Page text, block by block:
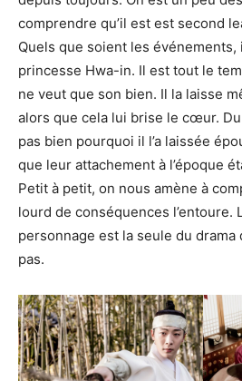
comprendre qu’il est est second
Quels que soient les
princesse Hwa-in. Il est tout le
ne veut que son bien. Il la laisse
alors que cela lui brise le cœur.
pas bien pourquoi il l’a laissée
que leur attachement à l’époque
Petit à petit, on nous amène à
lourd de conséquences l’entoure.
personnage est la seule du
pas.